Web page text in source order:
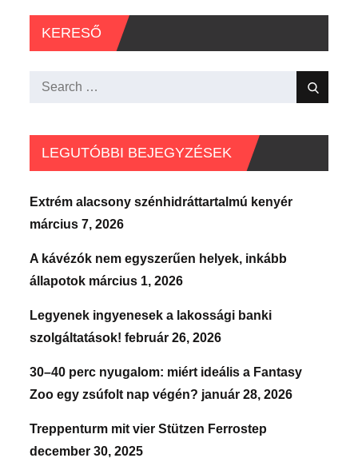
KERESŐ
Search
Search
LEGUTÓBBI BEJEGYZÉSEK
Extrém alacsony szénhidráttartalmú kenyér
március 7, 2026
A kávézók nem egyszerűen helyek, inkább
állapotok március 1, 2026
Legyenek ingyenesek a lakossági banki
szolgáltatások! február 26, 2026
30–40 perc nyugalom: miért ideális a Fantasy
Zoo egy zsúfolt nap végén? január 28, 2026
Treppenturm mit vier Stützen Ferrostep
december 30, 2025